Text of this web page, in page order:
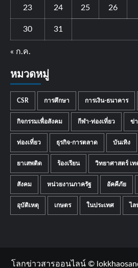
23 24 25 26
30 31
« ก.ค.
หมวดหมู่
CSR การศึกษา การเงิน-ธนาคาร
กิจกรรมเพื่อสังคม กีฬา-ท่องเที่ยว ข่
ท่องเที่ยว ธุรกิจ-การตลาด บันเทิง
ยาเสพติด ร้องเรียน วิทยาศาสตร์ เท
สังคม หน่วยงานภาครัฐ อัคคีภัย
อุบัติเหตุ เกษตร ในประเทศ ไ
โลกข่าวสารออนไลน์ ©